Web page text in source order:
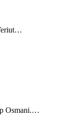
Osmani.…